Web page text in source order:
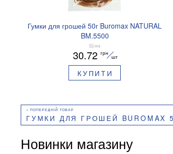
Гумки для грошей 50г Buromax NATURAL
BM.5500
Ціна
30.72 грн
шт
КУПИТИ
ГУМКИ ДЛЯ ГРОШЕЙ BUROMAX
Новинки магазину